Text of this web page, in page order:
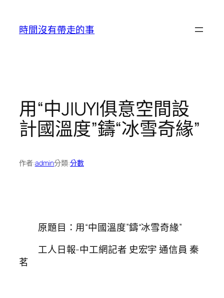
時間沒有帶走的事
用“中JIUYI俱意空間設
計國溫度”鑄“冰雪奇緣”
作者:admin分類:分數
原題目：用“中國溫度”鑄“冰雪奇緣”
工人日報-中工網記者 史宏宇 通信員 秦
茗